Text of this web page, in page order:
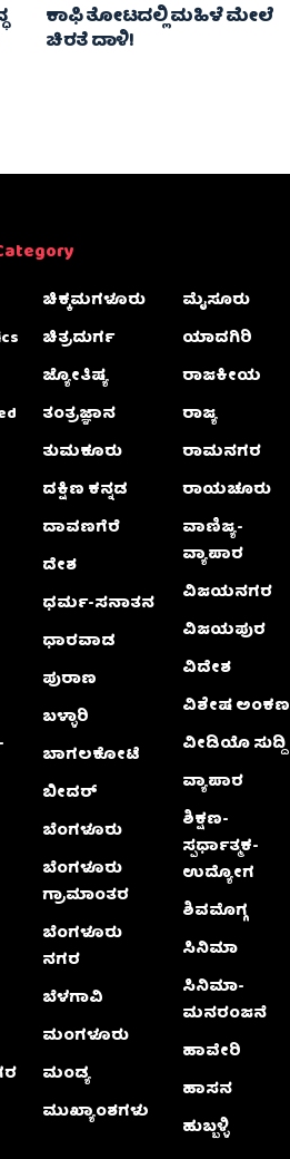
ಕಾಫಿ ತೋಟದಲ್ಲಿ ಮಹಿಳೆ ಮೇಲೆ
ಚಿರತೆ ದಾಳಿ!
ಚಿಕ್ಕಮಗಳೂರು
ಚಿತ್ರದುರ್ಗ
ಜ್ಯೋತಿಷ್ಯ
ತಂತ್ರಜ್ಞಾನ
ತುಮಕೂರು
ದಕ್ಷಿಣ ಕನ್ನಡ
ದಾವಣಗೆರೆ
ದೇಶ
ಧರ್ಮ-ಸನಾತನ
ಧಾರವಾಡ
ಪುರಾಣ
ಬಳ್ಳಾರಿ
ಬಾಗಲಕೋಟೆ
ಬೀದರ್
ಬೆಂಗಳೂರು
ಬೆಂಗಳೂರು
ಗ್ರಾಮಾಂತರ
ಬೆಂಗಳೂರು
ನಗರ
ಬೆಳಗಾವಿ
ಮಂಗಳೂರು
ಮಂಡ್ಯ
ಮುಖ್ಯಾಂಶಗಳು
ಮೈಸೂರು
ಯಾದಗಿರಿ
ರಾಜಕೀಯ
ರಾಜ್ಯ
ರಾಮನಗರ
ರಾಯಚೂರು
ವಾಣಿಜ್ಯ-
ವ್ಯಾಪಾರ
ವಿಜಯನಗರ
ವಿಜಯಪುರ
ವಿದೇಶ
ವಿಶೇಷ ಅಂಕಣ
ವೀಡಿಯೊ ಸುದ್ದಿ
ವ್ಯಾಪಾರ
ಶಿಕ್ಷಣ-
ಸ್ಪರ್ಧಾತ್ಮಕ-
ಉದ್ಯೋಗ
ಶಿವಮೊಗ್ಗ
ಸಿನಿಮಾ
ಸಿನಿಮಾ-
ಮನರಂಜನೆ
ಹಾವೇರಿ
ಹಾಸನ
ಹುಬ್ಬಳ್ಳಿ